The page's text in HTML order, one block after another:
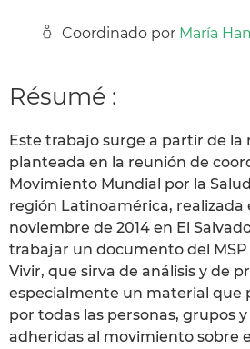
Coordinado por María
Résumé :
Este trabajo surge a partir de la
planteada en la reunión de
Movimiento Mundial por la
región Latinoamérica, realizada
noviembre de 2014 en El
trabajar un documento del MSP
Vivir, que sirva de análisis y de
especialmente un material que
por todas las personas, grupos
adheridas al movimiento sobre